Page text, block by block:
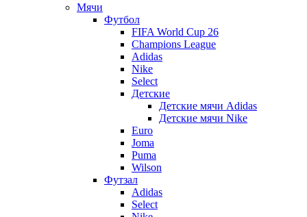
Мячи
Футбол
FIFA World Cup 26
Champions League
Adidas
Nike
Select
Детские
Детские мячи Adidas
Детские мячи Nike
Euro
Joma
Puma
Wilson
Футзал
Adidas
Select